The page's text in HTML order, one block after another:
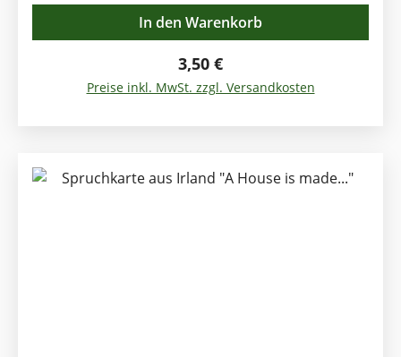
Love as though you have never been hurt before,
Sing as though no one can hear you, Live as
though heaven is on earth. Klappkarte mit Kuvert
Format: 12,5 x 12,5cm
Regulärer Preis:
3,50 €
Preise inkl. MwSt. zzgl. Versandkosten
In den Warenkorb